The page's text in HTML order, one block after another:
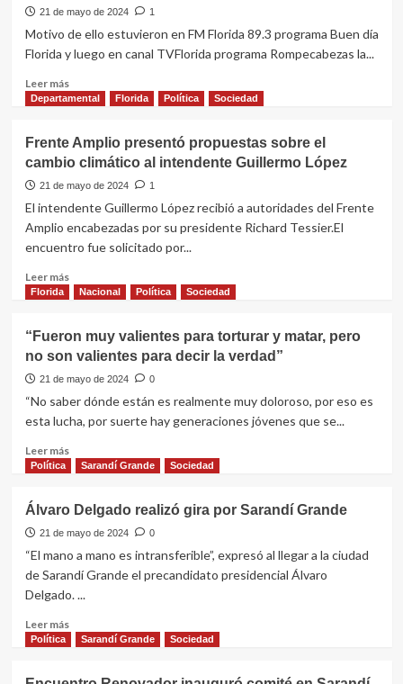
celebra
su
21 de mayo de 2024 1
Motivo de ello estuvieron en FM Florida 89.3 programa Buen día
Florida y luego en canal TVFlorida programa Rompecabezas la...
Leer másLeer
más
MPP
de
Florida
suma
dr
Daniel
tras
precandidatura
Yamandú
Orsi
Departamental Florida Política Sociedad
Frente Amplio presentó propuestas sobre el
cambio climático al intendente Guillermo López
21 de mayo de 2024 1
El intendente Guillermo López recibió a autoridades del Frente
Amplio encabezadas por su presidente Richard Tessier.El
encuentro fue solicitado por...
Leer másLeer
más
Amplio
presentó
propuestas
sobre
cambio
al
López
Florida Nacional Política Sociedad
“Fueron muy valientes para torturar y matar, pero
no son valientes para decir la verdad”
21 de mayo de 2024 0
“No saber dónde están es realmente muy doloroso, por eso es
esta lucha, por suerte hay generaciones jóvenes que se...
Leer másLeer
más
muy
valientes
para
torturar
matar,
no
Política Sarandí Grande Sociedad
Álvaro Delgado realizó gira por Sarandí Grande
21 de mayo de 2024 0
“El mano a mano es intransferible”, expresó al llegar a la ciudad
de Sarandí Grande el precandidato presidencial Álvaro
Delgado. ...
Leer másLeer
más
Política Sarandí Grande Sociedad